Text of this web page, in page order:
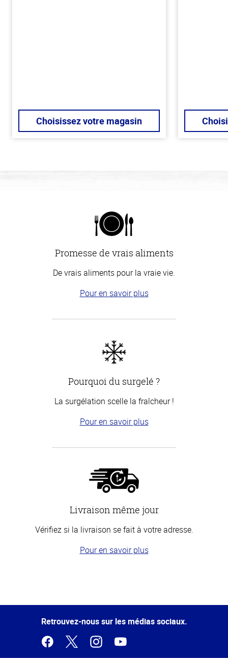
Choisissez votre magasin
Promesse de vrais aliments
De vrais aliments pour la vraie vie.
Pour en savoir plus
Pourquoi du surgelé ?
La surgélation scelle la fraîcheur !
Pour en savoir plus
Livraison même jour
Vérifiez si la livraison se fait à votre adresse.
Pour en savoir plus
de la
Retrouvez-nous sur les médias sociaux.